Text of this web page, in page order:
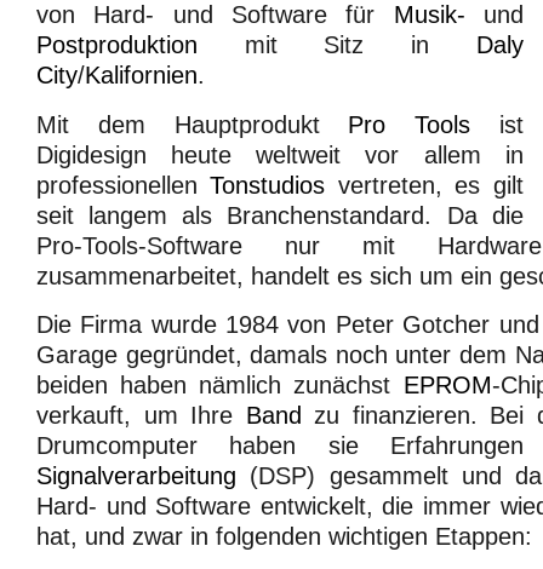
von Hard- und Software für Musik- und
Postproduktion mit Sitz in Daly
City/Kalifornien.
Mit dem Hauptprodukt Pro Tools ist
Digidesign heute weltweit vor allem in
professionellenTonstudios vertreten, es gilt
seit langem als Branchenstandard. Da die
Pro-Tools-Software nur mit
zusammenarbeitet, handelt es sich um ein
Die Firma wurde 1984 von Peter Gotcher
Garage gegründet, damals noch unter dem
beiden haben nämlich zunächst EPROM-
verkauft, um Ihre Band zu finanzieren. Bei
Drumcomputer haben sie
Signalverarbeitung (DSP) gesammelt und
Hard- und Software entwickelt, die immer
hat, und zwar in folgenden wichtigen Etappen: